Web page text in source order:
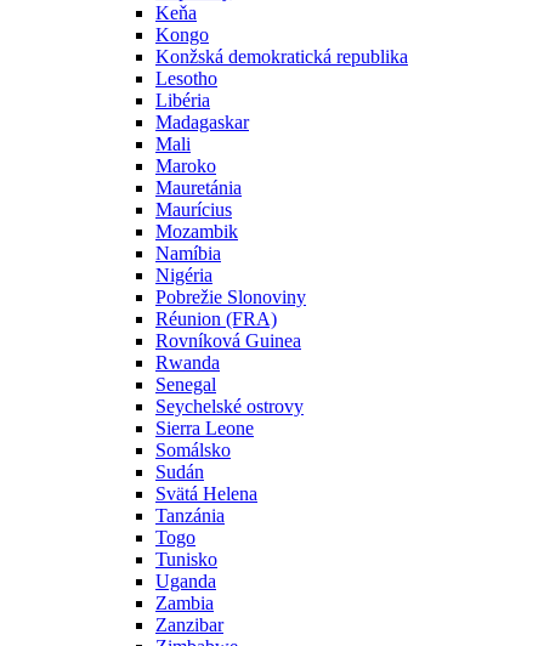
Keňa
Kongo
Konžská demokratická republika
Lesotho
Libéria
Madagaskar
Mali
Maroko
Mauretánia
Maurícius
Mozambik
Namíbia
Nigéria
Pobrežie Slonoviny
Réunion (FRA)
Rovníková Guinea
Rwanda
Senegal
Seychelské ostrovy
Sierra Leone
Somálsko
Sudán
Svätá Helena
Tanzánia
Togo
Tunisko
Uganda
Zambia
Zanzibar